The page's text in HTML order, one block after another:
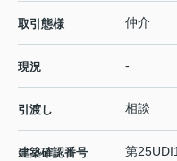
取引態様 仲介
現況 -
引渡し 相談
建築確認番号 第